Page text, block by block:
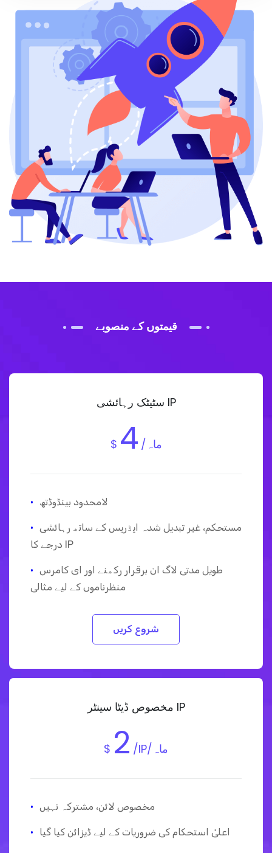
قیمتوں کے منصوبے
سٹیٹک رہائشی IP
$ 4 /ماہ
· لامحدود بینڈوڈتھ
· مستحکم، غیر تبدیل شدہ ایڈریس کے ساتھ رہائشی
درجے کا IP
· طویل مدتی لاگ ان برقرار رکھنے اور ای کامرس
منظرناموں کے لیے مثالی
شروع کریں
مخصوص ڈیٹا سینٹر IP
$ 2 /IP/ماہ
· مخصوص لائن، مشترکہ نہیں
· اعلیٰ استحکام کی ضروریات کے لیے ڈیزائن کیا گیا